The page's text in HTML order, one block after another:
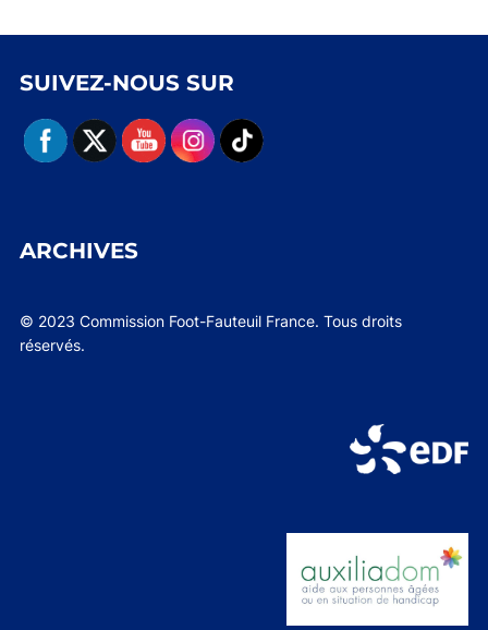
SUIVEZ-NOUS SUR
ARCHIVES
© 2023 Commission Foot-Fauteuil France. Tous droits
réservés.